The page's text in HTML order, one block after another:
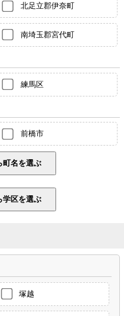
北足立郡伊奈町
南埼玉郡宮代町
練馬区
前橋市
塚越